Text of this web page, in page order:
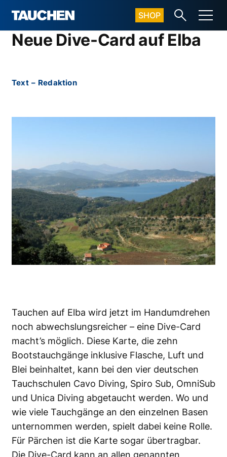
SHOP
Neue Dive-Card auf Elba
Text – Redaktion
Tauchen auf Elba wird jetzt im Handumdrehen
noch abwechslungsreicher – eine Dive-Card
macht’s möglich. Diese Karte, die zehn
Bootstauchgänge inklusive Flasche, Luft und
Blei beinhaltet, kann bei den vier deutschen
Tauchschulen Cavo Diving, Spiro Sub, OmniSub
und Unica Diving abgetaucht werden. Wo und
wie viele Tauchgänge an den einzelnen Basen
unternommen werden, spielt dabei keine Rolle.
Für Pärchen ist die Karte sogar übertragbar.